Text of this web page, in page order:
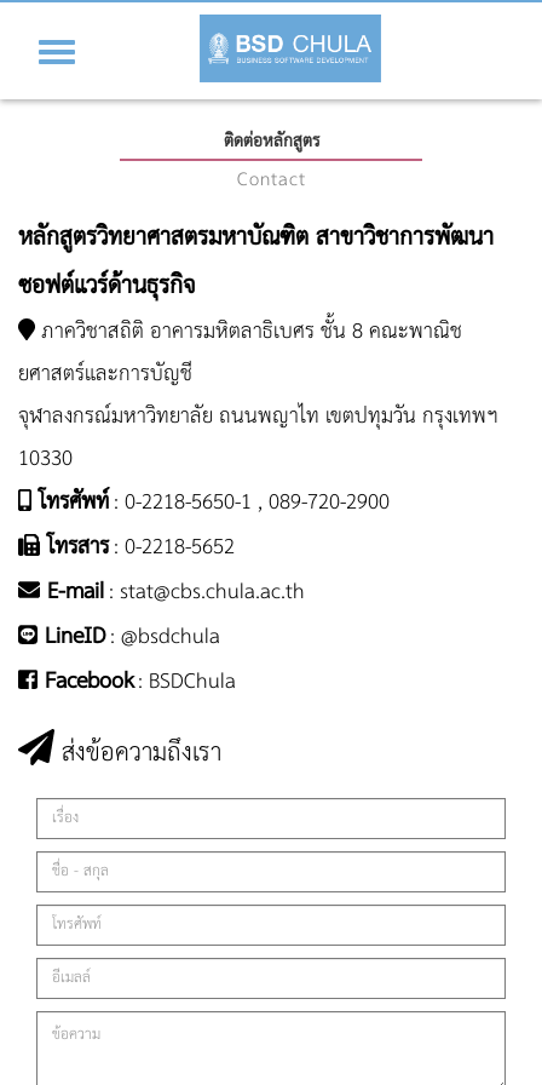
Toggle
ติดต่อหลักสูตร
Contact
หลักสูตรวิทยาศาสตรมหาบัณฑิต สาขาวิชาการพัฒนา
ซอฟต์แวร์ด้านธุรกิจ
ภาควิชาสถิติ อาคารมหิตลาธิเบศร ชั้น 8 คณะพาณิช
ยศาสตร์และการบัญชี
จุฬาลงกรณ์มหาวิทยาลัย ถนนพญาไท เขตปทุมวัน กรุงเทพฯ
10330
โทรศัพท์:0-2218-5650-1,089-720-2900
โทรสาร: 0-2218-5652
E-mail:stat@cbs.chula.ac.th
LineID:@bsdchula
Facebook: BSDChula
ส่งข้อความถึงเรา